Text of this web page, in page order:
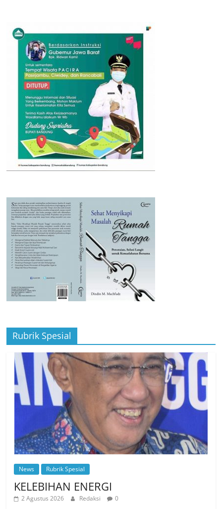
Rubrik Spesial
News Rubrik Spesial
KELEBIHAN ENERGI
2 Agustus 2026 Redaksi 0